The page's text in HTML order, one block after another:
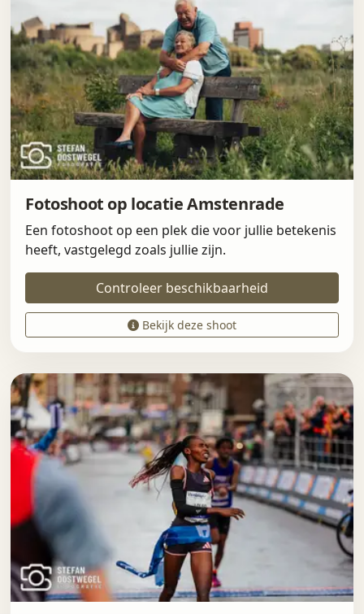
Fotoshoot op locatie Amstenrade
Een fotoshoot op een plek die voor jullie betekenis
heeft, vastgelegd zoals jullie zijn.
Controleer beschikbaarheid
Bekijk deze shoot